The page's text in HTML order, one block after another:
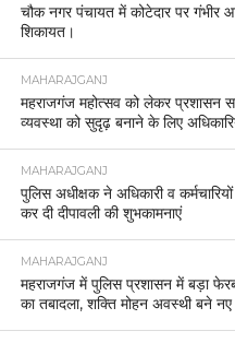
चौक नगर पंचायत में कोटेदार पर गंभीर
शिकायत।
MAHARAJGANJ
महराजगंज महोत्सव को लेकर प्रशासन
व्यवस्था को सुदृढ़ बनाने के लिए
MAHARAJGANJ
पुलिस अधीक्षक ने अधिकारी व कर्मचारियों
कर दी दीपावली की शुभकामनाएं
MAHARAJGANJ
महराजगंज में पुलिस प्रशासन में बड़ा
का तबादला, शक्ति मोहन अवस्थी बने नए